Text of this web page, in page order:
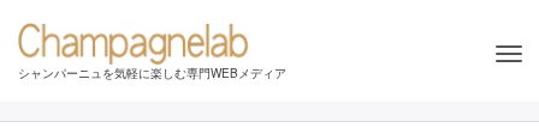
シャンパーニュを気軽に楽しむ専門WEBメディア